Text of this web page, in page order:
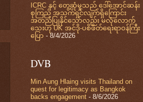
ICRC နှင့် တွေ့ဆုံမှုသည် ဒေါ်အောင်ဆန်း
စုကြည် အသက်ရှင်လျက်ရှိကြောင်း
အတည်ပြုနိုင်သော်လည်း မလုံလောက်
သေးဟု UK အင်ဒို-ပစိဖိတ်ရေးရာဝန်ကြီး
ပြော - 8/4/2026
DVB
Min Aung Hlaing visits Thailand on
quest for legitimacy as Bangkok
backs engagement - 8/6/2026